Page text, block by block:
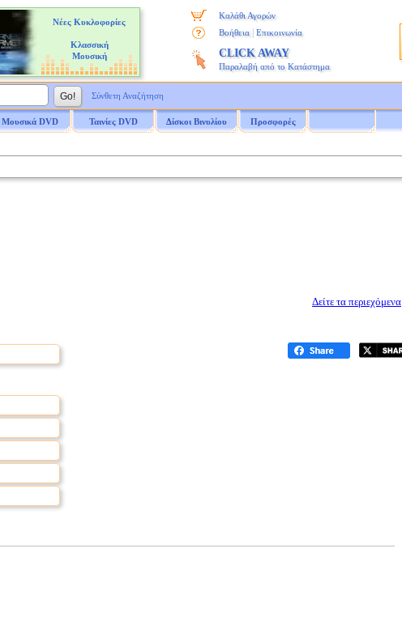
Νέες Κυκλοφορίες
Κλασσική
Μουσική
Καλάθι Αγορών
Βοήθεια
Επικοινωνία
CLICK AWAY
Παραλαβή από το Κατάστημα
Σύνθετη Αναζήτηση
DVD Ταινίες DVD Δίσκοι Βινυλίου Προσφορές
Δείτε τα περιεχόμενα